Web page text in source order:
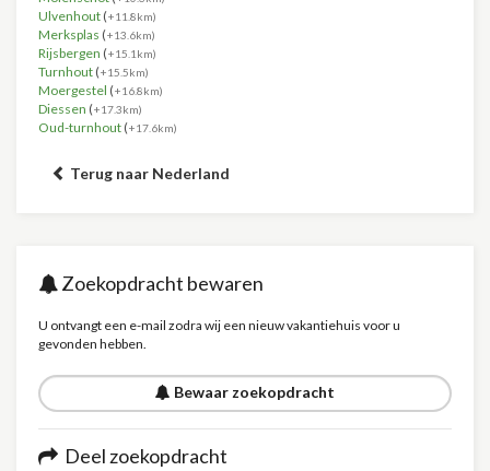
Ulvenhout (+11.8km)
Merksplas (+13.6km)
Rijsbergen (+15.1km)
Turnhout (+15.5km)
Moergestel (+16.8km)
Diessen (+17.3km)
Oud-turnhout (+17.6km)
Terug naar Nederland
Zoekopdracht bewaren
U ontvangt een e-mail zodra wij een nieuw vakantiehuis voor u
gevonden hebben.
Bewaar zoekopdracht
Deel zoekopdracht